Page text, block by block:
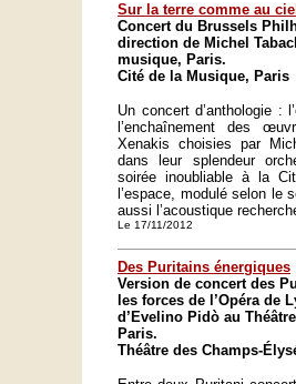
Sur la terre comme au
Concert du Brussels
direction de Michel
musique, Paris.
Cité de la Musique, Paris
Un concert d’anthologie :
l’enchaînement des
Xenakis choisies par
dans leur splendeur
soirée inoubliable à la
l’espace, modulé selon le
aussi l’acoustique
Le 17/11/2012
Des Puritains énergiques
Version de concert des
les forces de l’Opéra de
d’Evelino Pidò au
Paris.
Théâtre des Champs-